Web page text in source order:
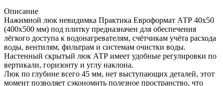
Описание
Нажимной люк невидимка Практика Евроформат АТР 40х50
(400х500 мм) под плитку предназначен для обеспечения
лёгкого доступа к водонагревателям, счётчикам учёта расхода
воды, вентилям, фильтрам и системам очистки воды.
Настенный скрытый люк АТР имеет удобные регулировки по
вертикали, горизонту и углу наклона.
Люк по глубине всего 45 мм, нет выступающих деталей, этот
момент позволяет сэкономить полезное пространство, что